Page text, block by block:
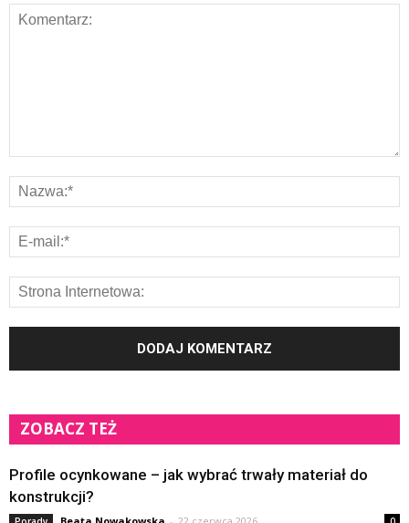
ZOBACZ TEŻ
Profile ocynkowane – jak wybrać trwały materiał do
konstrukcji?